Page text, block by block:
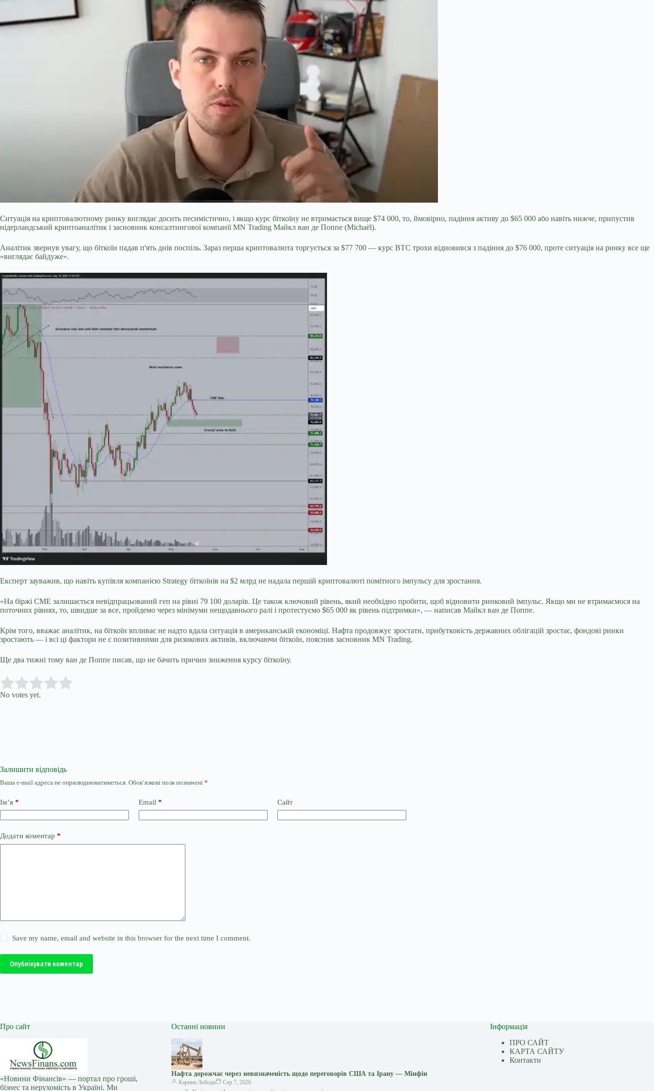
Ситуація на криптовалютному ринку виглядає досить песимістично, і якщо курс біткоїну не втримається вище $74 000, то, ймовірно, падіння активу до $65 000 або навіть нижче, припустив
нідерландський криптоаналітик і засновник консалтингової компанії MN Trading Майкл ван де Поппе (Michaël).
Аналітик звернув увагу, що біткоїн падав п'ять днів поспіль. Зараз перша криптовалюта торгується за $77 700 ― курс BTC трохи відновився з падіння до $76 000, проте ситуація на ринку все ще
«виглядає байдуже».
Експерт зауважив, що навіть купівля компанією Strategy біткоїнів на $2 млрд не надала першій криптовалюті помітного імпульсу для зростання.
«На біржі CME залишається невідпрацьований геп на рівні 79 100 доларів. Це також ключовий рівень, який необхідно пробити, щоб відновити ринковий імпульс. Якщо ми не втримаємося на
поточних рівнях, то, швидше за все, пройдемо через мінімуми нещодавнього ралі і протестуємо $65 000 як рівень підтримки», ― написав Майкл ван де Поппе.
Крім того, вважає аналітик, на біткоїн впливає не надто вдала ситуація в американській економіці. Нафта продовжує зростати, прибутковість державних облігацій зростає, фондові ринки
зростають — і всі ці фактори не є позитивними для ризикових активів, включаючи біткоїн, пояснив засновник MN Trading.
Ще два тижні тому ван де Поппе писав, що не бачить причин зниження курсу біткоїну.
Rate this item:
No votes yet.
Залишити відповідь
Ваша e-mail адреса не оприлюднюватиметься. Обов’язкові поля позначені *
Ім’я * Email * Сайт
Додати коментар *
Save my name, email and website in this browser for the next time I comment.
Опублікувати коментар
Про сайт
«Новини Фінансів» — портал про гроші,
бізнес та нерухомість в Україні. Ми
Останні новини
Нафта дорожчає через невизначеність щодо переговорів США та Ірану — Мінфін
Карина Лобода
Сер 7, 2026
Інформація
ПРО САЙТ
КАРТА САЙТУ
Контакти